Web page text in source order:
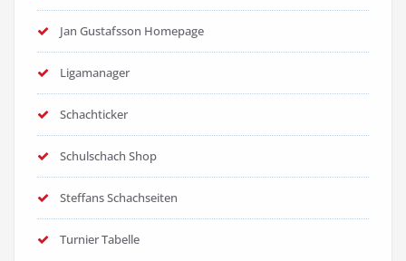
Jan Gustafsson Homepage
Ligamanager
Schachticker
Schulschach Shop
Steffans Schachseiten
Turnier Tabelle